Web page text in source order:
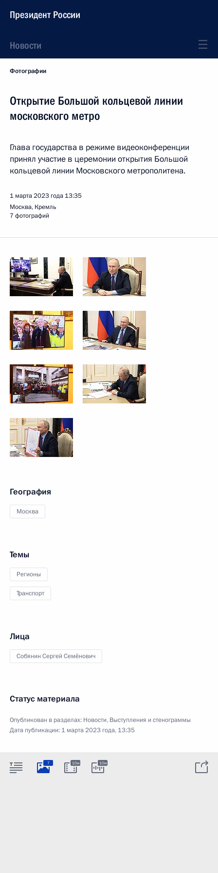
Президент России
Новости
Фотографии
Открытие Большой кольцевой линии
московского метро
Глава государства в режиме видеоконференции
принял участие в церемонии открытия Большой
кольцевой линии Московского метрополитена.
1 марта 2023 года 13:35
Москва, Кремль
7 фотографий
География
Москва
Темы
Регионы
Транспорт
Лица
Собянин Сергей Семёнович
Статус материала
Опубликован в разделах: Новости, Выступления и стенограммы
Дата публикации: 1 марта 2023 года, 13:35
7 10м 10м